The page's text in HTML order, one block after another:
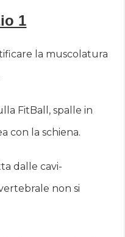
1
la muscolatura
FitBall, spalle in
con la schiena.
dalle cavi­
non si